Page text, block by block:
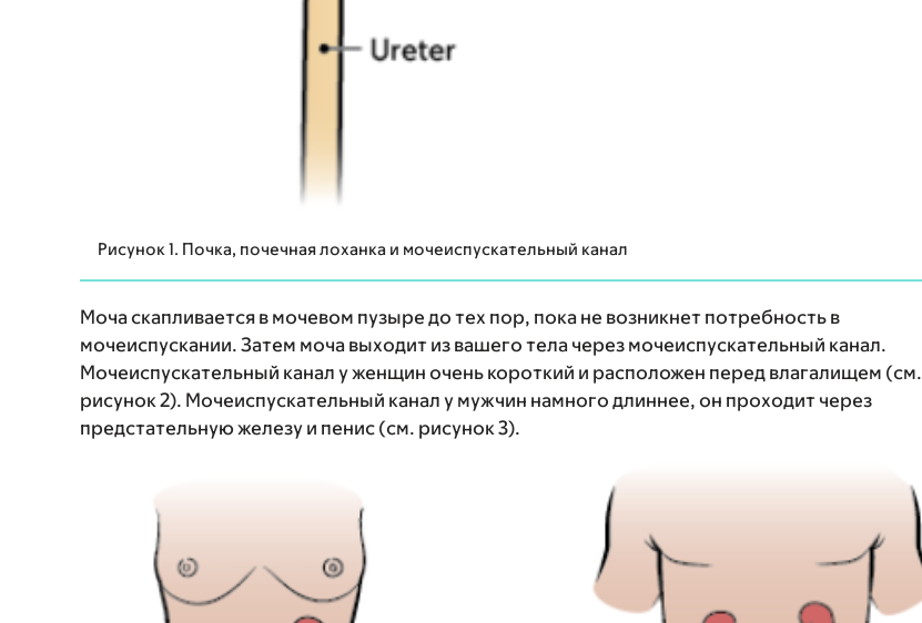
Рисунок 1. Почка, почечная лоханка и мочеиспускательный канал
Моча скапливается в мочевом пузыре до тех пор, пока не возникнет потребность в
мочеиспускании. Затем моча выходит из вашего тела через мочеиспускательный канал.
Мочеиспускательный канал у женщин очень короткий и расположен перед влагалищем (см.
рисунок 2). Мочеиспускательный канал у мужчин намного длиннее, он проходит через
предстательную железу и пенис (см. рисунок 3).